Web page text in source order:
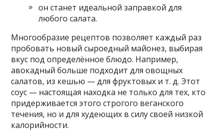
он станет идеальной заправкой для
любого салата.
Многообразие рецептов позволяет каждый раз
пробовать новый сыроедный майонез, выбирая
вкус под определённое блюдо. Например,
авокадный больше подходит для овощных
салатов, из кешью — для фруктовых и т. д. Этот
соус — настоящая находка не только для тех, кто
придерживается этого строгого веганского
течения, но и для худеющих в силу своей низкой
калорийности.